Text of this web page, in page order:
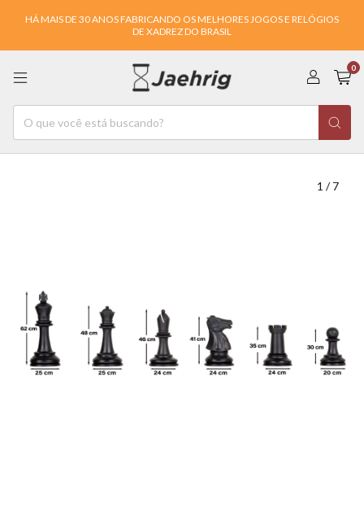
HÁ MAIS DE 30 ANOS FABRICANDO OS MELHORES JOGOS E RELÓGIOS
DE XADREZ DO BRASIL
0
1 /7